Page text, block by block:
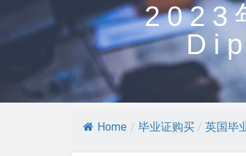
2023
Home / 毕业证购买 / 英国毕